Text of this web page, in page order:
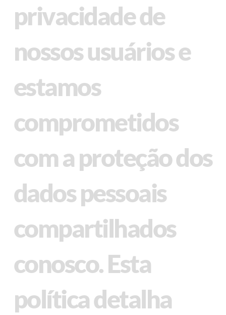
privacidade de
nossos usuários e
estamos
comprometidos
com a proteção dos
dados pessoais
compartilhados
conosco. Esta
política detalha